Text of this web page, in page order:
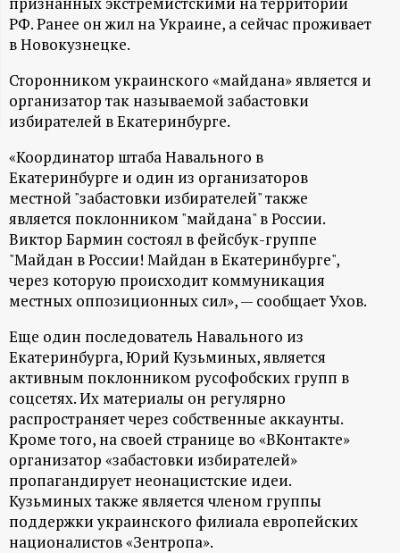
р
м
а
ц
и
о
н
н
ы
й
п
о
р
РФ. Ранее он жил на Украине, а сейчас проживает
в Новокузнецке.
Сторонником украинского «майдана» является и
организатор так называемой забастовки
избирателей в Екатеринбурге.
«Координатор штаба Навального в
Екатеринбурге и один из организаторов
местной "забастовки избирателей" также
является поклонником "майдана" в России.
Виктор Бармин состоял в фейсбук-группе
"Майдан в России! Майдан в Екатеринбурге",
через которую происходит коммуникация
местных оппозиционных сил», — сообщает Ухов.
Еще один последователь Навального из
Екатеринбурга, Юрий Кузьминых, является
активным поклонником русофобских групп в
соцсетях. Их материалы он регулярно
распространяет через собственные аккаунты.
Кроме того, на своей странице во «ВКонтакте»
организатор «забастовки избирателей»
пропагандирует неонацистские идеи.
Кузьминых также является членом группы
поддержки украинского филиала европейских
националистов «Зентропа».